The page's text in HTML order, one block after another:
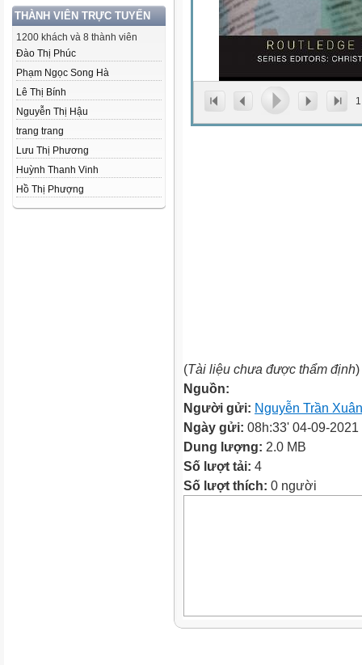
THÀNH VIÊN TRỰC TUYẾN
1200 khách và 8 thành viên
Đào Thị Phúc
Phạm Ngọc Song Hà
Lê Thị Bính
Nguyễn Thị Hậu
trang trang
Lưu Thị Phương
Huỳnh Thanh Vinh
Hồ Thị Phượng
1
(Tài liệu chưa được thẩm định)
Nguồn:
Người gửi: Nguyễn Trần
Ngày gửi: 08h:33' 04-09-2021
Dung lượng: 2.0 MB
Số lượt tải: 4
Số lượt thích: 0 người